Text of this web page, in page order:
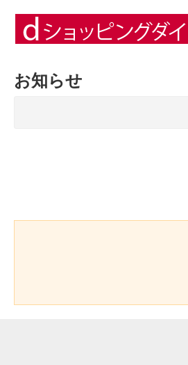
お知らせ